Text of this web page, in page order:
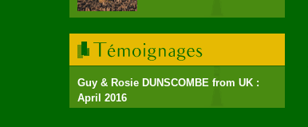
Guy & Rosie DUNSCOMBE from UK :
April 2016